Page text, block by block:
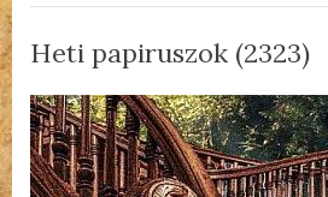
Heti papiruszok (2323)
Posted
on
2023.06.11.
By
admin
Nincs hozzászólása(z)
Heti
papiruszok
(2323)